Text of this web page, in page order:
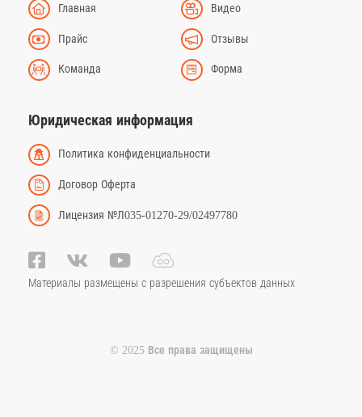
Главная Видео
Прайс Отзывы
Команда Форма
Юридическая информация
Политика конфиденциальности
Договор Оферта
Лицензия №Л035-01270-29/02497780
Материалы размещены с разрешения субъектов данных
© 2025 Все права защищены